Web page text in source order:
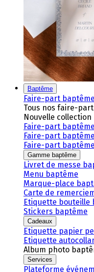
Baptême
Faire-part baptême
Tous nos faire-
Nouvelle collection
Faire-part
Faire-part
Faire-part
Gamme baptême
Livret de messe
Menu baptême
Marque-place
Carte de
Etiquette bouteille
Stickers baptême
Cadeaux
Etiquette papier
Etiquette
Album photo
Services
Plateforme